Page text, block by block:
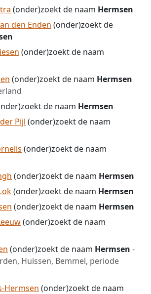
(onder)zoekt de naam Hermsen
den Enden (onder)zoekt de
(onder)zoekt de naam
(onder)zoekt de naam Hermsen
de naam Hermsen
Pijl (onder)zoekt de naam
(onder)zoekt de naam
(onder)zoekt de naam Hermsen
(onder)zoekt de naam Hermsen
(onder)zoekt de naam Hermsen
(onder)zoekt de naam
(onder)zoekt de naam Hermsen -
Huissen, Bemmel, periode
Hermsen (onder)zoekt de naam